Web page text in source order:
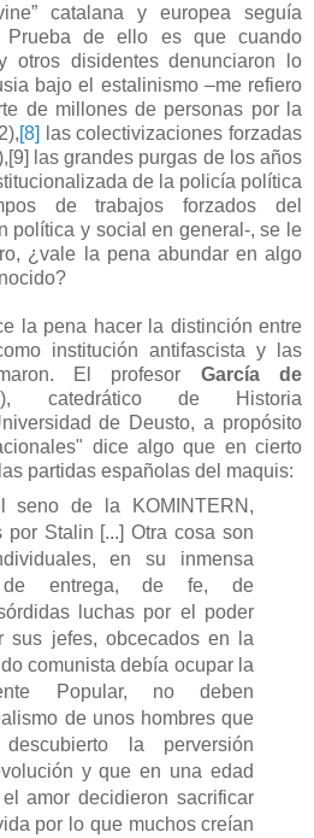
catalana y europea seguía
Prueba de ello es que cuando
otros disidentesdenunciaron lo
bajo el estalinismo –me refiero
de millones de personas por la
[8]
las colectivizaciones forzadas
[9] las grandes purgas de los años
de la policía política
de trabajos forzados del
política y social en general-, se le
¿vale la pena abundar en algo
la pena hacer la distinción entre
institución antifascista y las
El profesor García de
catedrático de Historia
de Deusto, a propósito
dice algo que en cierto
partidas españolas del maquis:
seno de la KOMINTERN,
por Stalin [...] Otra cosa son
en su inmensa
de entrega, de fe, de
luchas por el poder
sus jefes, obcecados en la
comunista debía ocupar la
Popular, no deben
de unos hombres que
la perversión
y que en una edad
amor decidieron sacrificar
por lo que muchos creían